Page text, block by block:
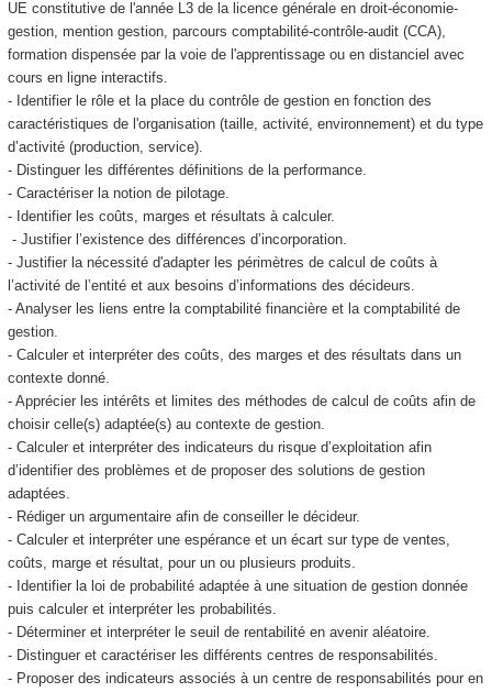
UE constitutive de l'année L3 de la licence générale en droit-économie-
gestion, mention gestion, parcours comptabilité-contrôle-audit (CCA),
formation dispensée par la voie de l'apprentissage ou en distanciel avec
cours en ligne interactifs.
- Identifier le rôle et la place du contrôle de gestion en fonction des
caractéristiques de l'organisation (taille, activité, environnement) et du type
d’activité (production, service).
- Distinguer les différentes définitions de la performance.
- Caractériser la notion de pilotage.
- Identifier les coûts, marges et résultats à calculer.
- Justifier l’existence des différences d’incorporation.
- Justifier la nécessité d'adapter les périmètres de calcul de coûts à
l’activité de l’entité et aux besoins d’informations des décideurs.
- Analyser les liens entre la comptabilité financière et la comptabilité de
gestion.
- Calculer et interpréter des coûts, des marges et des résultats dans un
contexte donné.
- Apprécier les intérêts et limites des méthodes de calcul de coûts afin de
choisir celle(s) adaptée(s) au contexte de gestion.
- Calculer et interpréter des indicateurs du risque d’exploitation afin
d’identifier des problèmes et de proposer des solutions de gestion
adaptées.
- Rédiger un argumentaire afin de conseiller le décideur.
- Calculer et interpréter une espérance et un écart sur type de ventes,
coûts, marge et résultat, pour un ou plusieurs produits.
- Identifier la loi de probabilité adaptée à une situation de gestion donnée
puis calculer et interpréter les probabilités.
- Déterminer et interpréter le seuil de rentabilité en avenir aléatoire.
- Distinguer et caractériser les différents centres de responsabilités.
- Proposer des indicateurs associés à un centre de responsabilités pour en